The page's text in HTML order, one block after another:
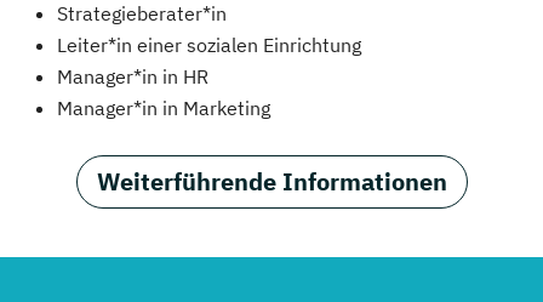
Strategieberater*in
Leiter*in einer sozialen Einrichtung
Manager*in in HR
Manager*in in Marketing
Weiterführende Informationen